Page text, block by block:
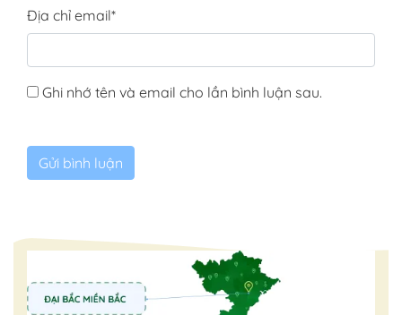
Địa chỉ email*
Ghi nhớ tên và email cho lần bình luận sau.